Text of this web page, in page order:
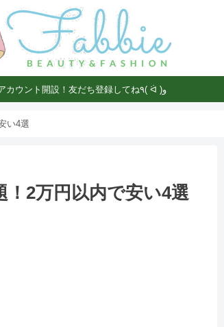
LINEの公式アカウント開設！友だち登録してね٩( ᐛ )و
い4選
2万円以内で安い4選